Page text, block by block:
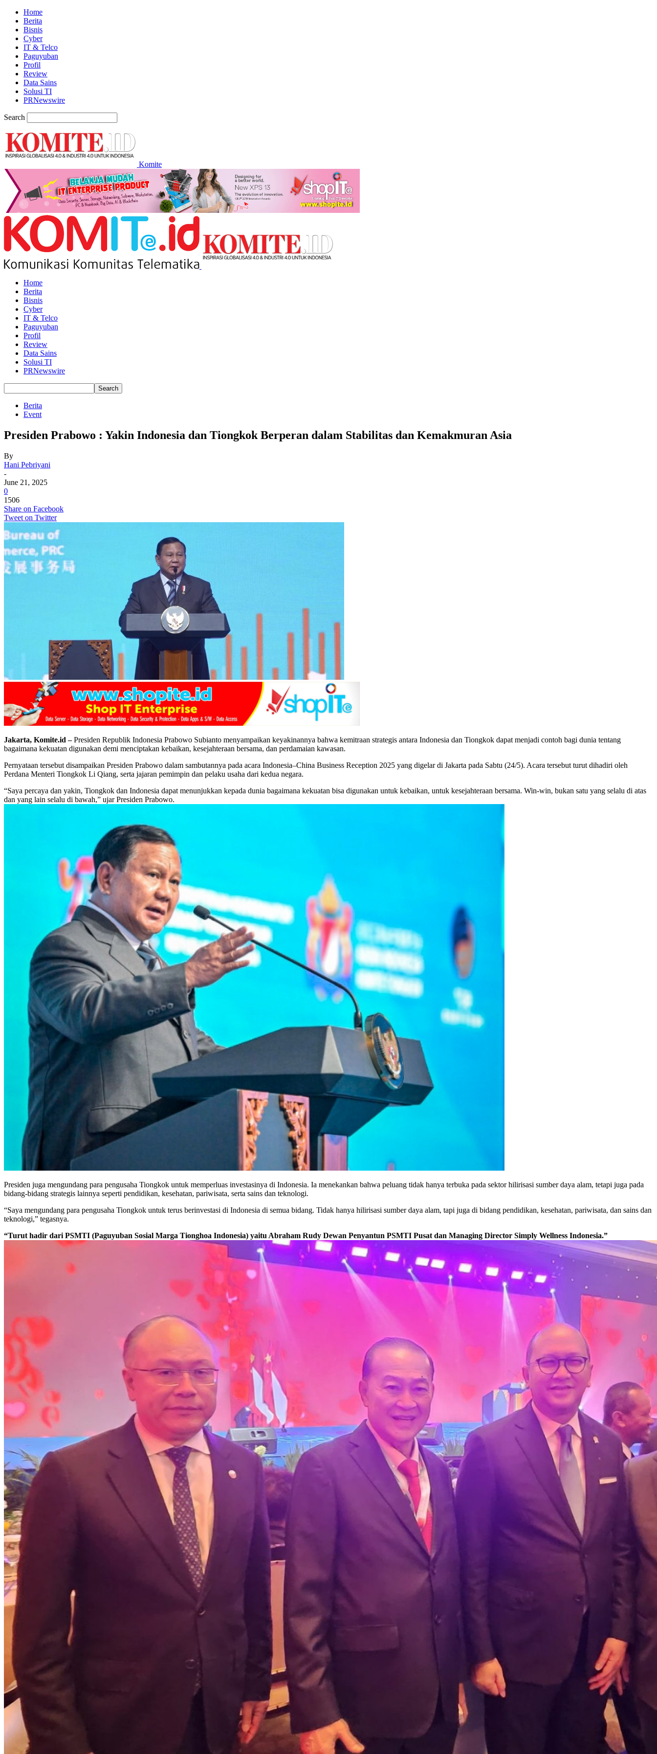
Home
Berita
Bisnis
Cyber
IT & Telco
Paguyuban
Profil
Review
Data Sains
Solusi TI
PRNewswire
Search
Komite
Home
Berita
Bisnis
Cyber
IT & Telco
Paguyuban
Profil
Review
Data Sains
Solusi TI
PRNewswire
Berita
Event
Presiden Prabowo : Yakin Indonesia dan Tiongkok Berperan dalam Stabilitas dan Kemakmuran Asia
By
Hani Pebriyani
-
June 21, 2025
0
1506
Share on Facebook
Tweet on Twitter
Jakarta, Komite.id –Presiden Republik Indonesia Prabowo Subianto menyampaikan keyakinannya bahwa kemitraan strategis antara Indonesia dan Tiongkok dapat menjadi contoh bagi dunia tentang
bagaimana kekuatan digunakan demi menciptakan kebaikan, kesejahteraan bersama, dan perdamaian kawasan.
Pernyataan tersebut disampaikan Presiden Prabowo dalam sambutannya pada acara Indonesia–China Business Reception 2025 yang digelar di Jakarta pada Sabtu (24/5). Acara tersebut turut dihadiri oleh
Perdana Menteri Tiongkok Li Qiang, serta jajaran pemimpin dan pelaku usaha dari kedua negara.
“Saya percaya dan yakin, Tiongkok dan Indonesia dapat menunjukkan kepada dunia bagaimana kekuatan bisa digunakan untuk kebaikan, untuk kesejahteraan bersama. Win-win, bukan satu yang selalu di atas
dan yang lain selalu di bawah,” ujar Presiden Prabowo.
Presiden juga mengundang para pengusaha Tiongkok untuk memperluas investasinya di Indonesia. Ia menekankan bahwa peluang tidak hanya terbuka pada sektor hilirisasi sumber daya alam, tetapi juga pada
bidang-bidang strategis lainnya seperti pendidikan, kesehatan, pariwisata, serta sains dan teknologi.
“Saya mengundang para pengusaha Tiongkok untuk terus berinvestasi di Indonesia di semua bidang. Tidak hanya hilirisasi sumber daya alam, tapi juga di bidang pendidikan, kesehatan, pariwisata, dan sains dan
teknologi,” tegasnya.
“Turut hadir dari PSMTI (Paguyuban Sosial Marga Tionghoa Indonesia) yaitu Abraham Rudy Dewan Penyantun PSMTI Pusat dan Managing Director Simply Wellness Indonesia.”